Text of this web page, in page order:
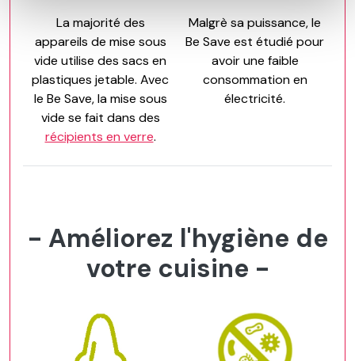
La majorité des
appareils de mise sous
vide utilise des sacs en
plastiques jetable. Avec
le Be Save, la mise sous
vide se fait dans des
récipients en verre.
Malgrè sa puissance, le
Be Save est étudié pour
avoir une faible
consommation en
électricité.
- Améliorez l'hygiène de
votre cuisine -